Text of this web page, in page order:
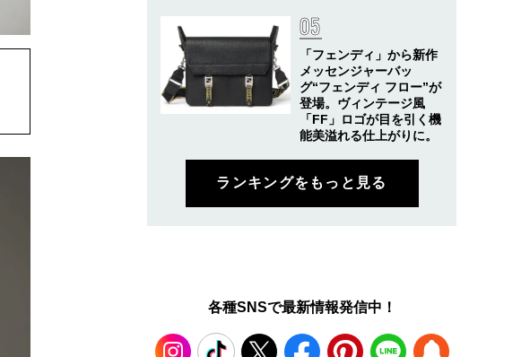
「フェンディ」から新作
メッセンジャーバッ
グ“フェンディ フロー”が
登場。ヴィンテージ風
「FF」ロゴが目を引く機
能美溢れる仕上がりに。
ランキングをもっと見る
各種SNSで最新情報発信中！